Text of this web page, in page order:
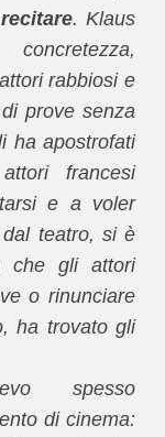
. Klaus
rabbiosi e
prove senza
ha apostrofati
francesi
e a voler
dal teatro, si è
che gli attori
o rinunciare
ha trovato gli
spesso
di cinema: